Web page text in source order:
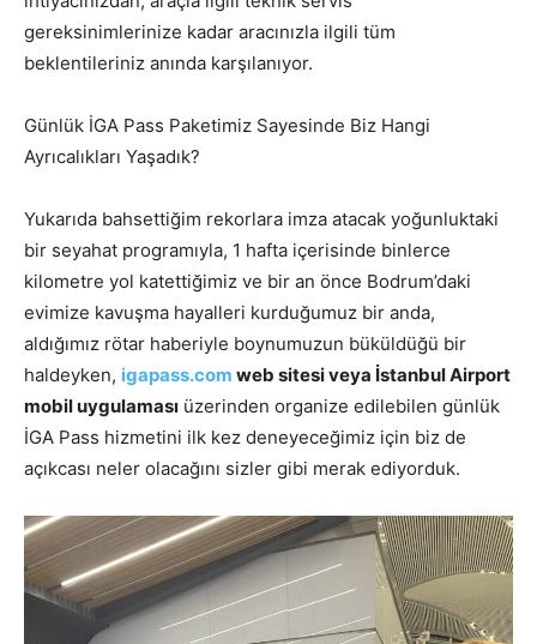
gereksinimlerinize kadar aracınızla ilgili tüm
beklentileriniz anında karşılanıyor.
Günlük İGA Pass Paketimiz Sayesinde Biz Hangi
Ayrıcalıkları Yaşadık?
Yukarıda bahsettiğim rekorlara imza atacak yoğunluktaki
bir seyahat programıyla, 1 hafta içerisinde binlerce
kilometre yol katettiğimiz ve bir an önce Bodrum’daki
evimize kavuşma hayalleri kurduğumuz bir anda,
aldığımız rötar haberiyle boynumuzun büküldüğü bir
haldeyken, igapass.com web sitesi veya İstanbul Airport
mobil uygulaması üzerinden organize edilebilen günlük
İGA Pass hizmetini ilk kez deneyeceğimiz için biz de
açıkcası neler olacağını sizler gibi merak ediyorduk.